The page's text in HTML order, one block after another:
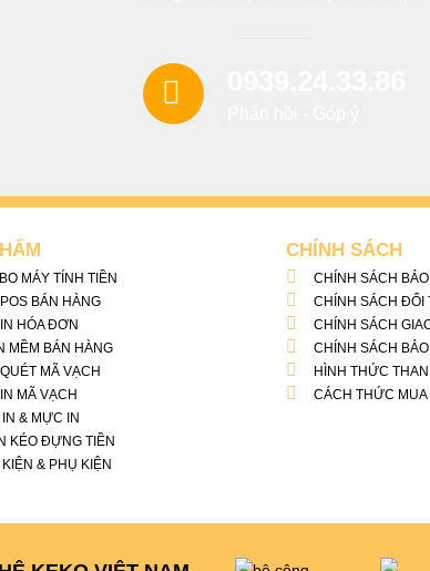
MÁY TÍNH TIỀN
BÁN HÀNG
HÓA ĐƠN
MỀM BÁN HÀNG
MÃ VẠCH
MÃ VẠCH
& MỰC IN
KÉO ĐỰNG TIỀN
KIỆN & PHỤ KIỆN
CHÍNH SÁCH
CHÍNH SÁCH
CHÍNH SÁCH ĐỔI
CHÍNH SÁCH
CHÍNH SÁCH
HÌNH THỨC
CÁCH THỨC